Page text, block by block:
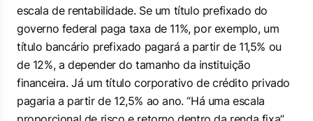
escala de rentabilidade. Se um título prefixado do
governo federal paga taxa de 11%, por exemplo, um
título bancário prefixado pagará a partir de 11,5% ou
de 12%, a depender do tamanho da instituição
financeira. Já um título corporativo de crédito privado
pagaria a partir de 12,5% ao ano. “Há uma escala